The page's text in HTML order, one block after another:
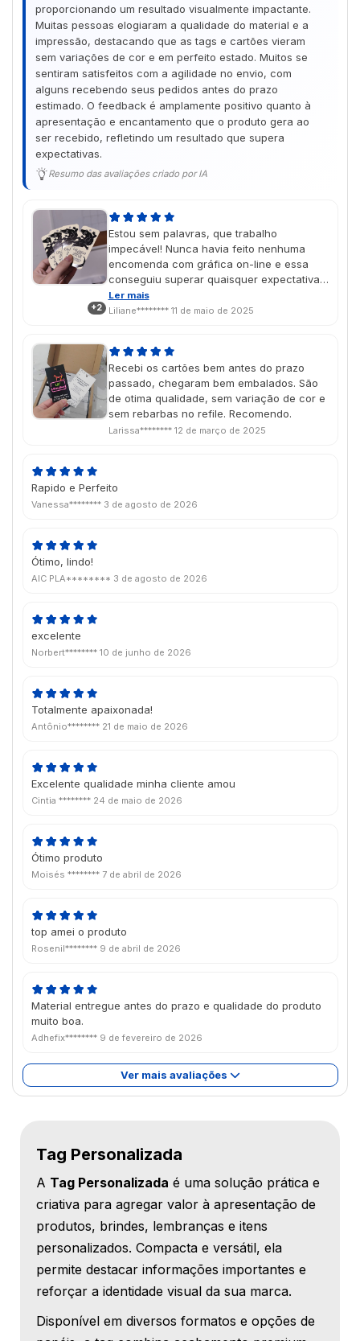
proporcionando um resultado visualmente impactante.
Muitas pessoas elogiaram a qualidade do material e a
impressão, destacando que as tags e cartões vieram
sem variações de cor e em perfeito estado. Muitos se
sentiram satisfeitos com a agilidade no envio, com
alguns recebendo seus pedidos antes do prazo
estimado. O feedback é amplamente positivo quanto à
apresentação e encantamento que o produto gera ao
ser recebido, refletindo um resultado que supera
expectativas.
Resumo das avaliações criado por IA
+2
Estou sem palavras, que trabalho
impecável! Nunca havia feito nenhuma
encomenda com gráfica on-line e essa
conseguiu superar quaisquer expectativas
que eu tivesse, com certeza irei
encomendar mais produtos no futuro As
um charme muito especial! É um presente
de dia das mães e chegou na data
perfeita, super aprovado porque ela amou
🥹💖
Ler mais
Liliane******** 11 de maio de 2025
Recebi os cartões bem antes do prazo
passado, chegaram bem embalados. São
de otima qualidade, sem variação de cor e
sem rebarbas no refile. Recomendo.
Larissa******** 12 de março de 2025
Rapido e Perfeito
Vanessa******** 3 de agosto de 2026
Ótimo, lindo!
AIC PLA******** 3 de agosto de 2026
excelente
Norbert******** 10 de junho de 2026
Totalmente apaixonada!
Antônio******** 21 de maio de 2026
Excelente qualidade minha cliente amou
Cintia ******** 24 de maio de 2026
Ótimo produto
Moisés ******** 7 de abril de 2026
top amei o produto
Rosenil******** 9 de abril de 2026
Material entregue antes do prazo e qualidade do produto
muito boa.
Adhefix******** 9 de fevereiro de 2026
Ver mais avaliações
Tag Personalizada
A Tag Personalizada é uma solução prática e
criativa para agregar valor à apresentação de
produtos, brindes, lembranças e itens
personalizados. Compacta e versátil, ela
permite destacar informações importantes e
reforçar a identidade visual da sua marca.
Disponível em diversos formatos e opções de